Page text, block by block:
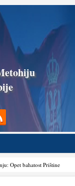
Opet bahatost Prištine